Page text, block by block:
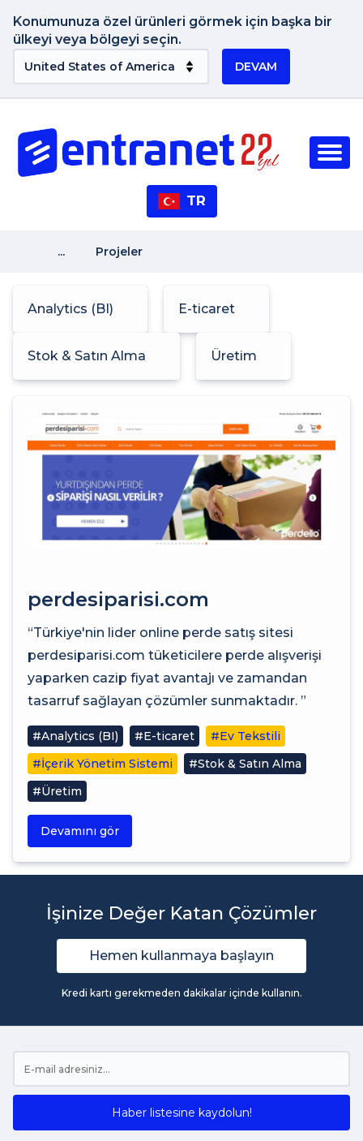
Konumunuza özel ürünleri görmek için başka bir
ülkeyi veya bölgeyi seçin.
DEVAM
TR
... Projeler
Analytics (BI) E-ticaret
Stok & Satın Alma Üretim
perdesiparisi.com
“Türkiye'nin lider online perde satış sitesi
perdesiparisi.com tüketicilere perde alışverişi
yaparken cazip fiyat avantajı ve zamandan
tasarruf sağlayan çözümler sunmaktadır. ”
#Analytics (BI) #E-ticaret
#Ev Tekstili
#İçerik Yönetim Sistemi
#Stok & Satın Alma
#Üretim
Devamını gör
İşinize Değer Katan Çözümler
Hemen kullanmaya başlayın
Kredi kartı gerekmeden dakikalar içinde kullanın.
Haber listesine kaydolun!